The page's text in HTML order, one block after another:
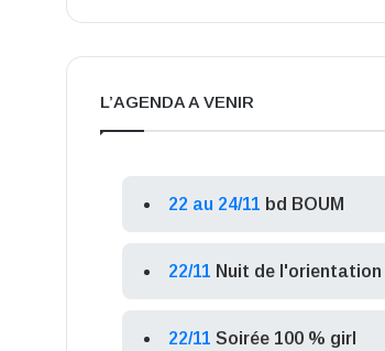
L’AGENDA A VENIR
22 au 24/11 bd BOUM
22/11 Nuit de l'orientation
22/11 Soirée 100 % girl